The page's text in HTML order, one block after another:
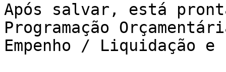
Após salvar, está
Programação
Empenho / Liquidação e